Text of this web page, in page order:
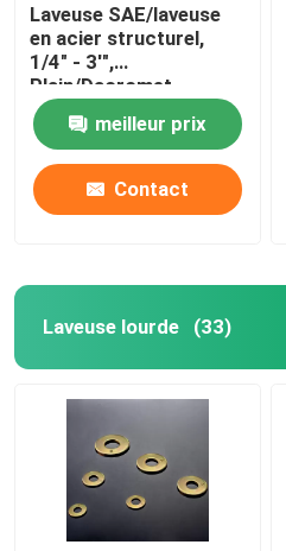
Laveuse SAE/laveuse
en acier structurel,
1/4" - 3'",
Plain/Dacromet
meilleur prix
Contact
Laveuse lourde (33)